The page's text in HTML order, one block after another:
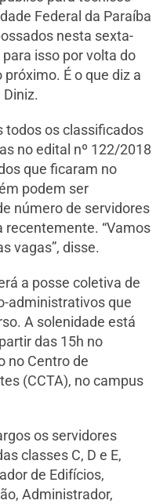
Federal da Paraíba
nesta sexta-
isso por volta do
É o que diz a
todos os classificados
no edital nº 122/2018
que ficaram no
podem ser
número de servidores
“Vamos
vagas”, disse.
a posse coletiva de
administrativos que
A solenidade está
das 15h no
no Centro de
(CCTA), no campus
os servidores
classes C, D e E,
de Edifícios,
Administrador,